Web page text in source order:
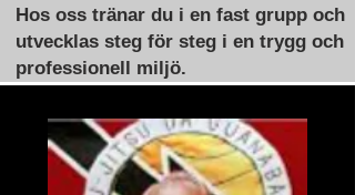
Hos oss tränar du i en fast grupp och
utvecklas steg för steg i en trygg och
professionell miljö.